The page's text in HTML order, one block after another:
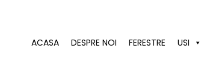
ACASA DESPRE NOI FERESTRE USI